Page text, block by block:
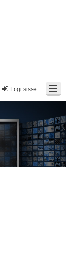
Logi sisse